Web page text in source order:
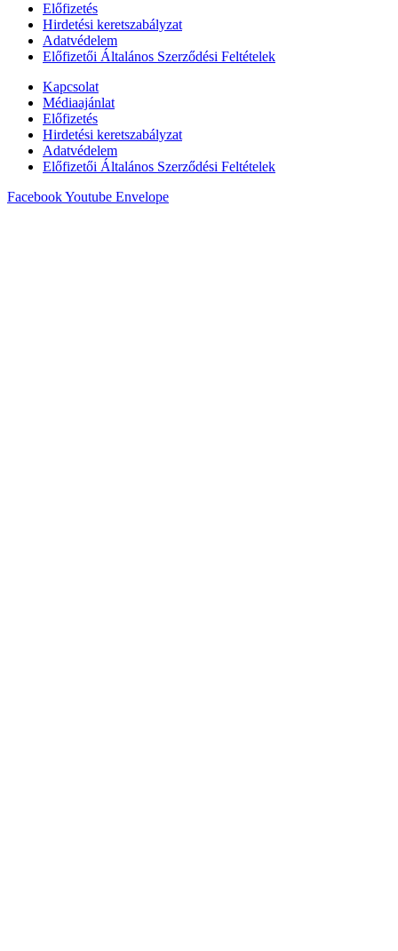
Előfizetés
Hirdetési keretszabályzat
Adatvédelem
Előfizetői Általános Szerződési Feltételek
Kapcsolat
Médiaajánlat
Előfizetés
Hirdetési keretszabályzat
Adatvédelem
Előfizetői Általános Szerződési Feltételek
FacebookYoutube Envelope